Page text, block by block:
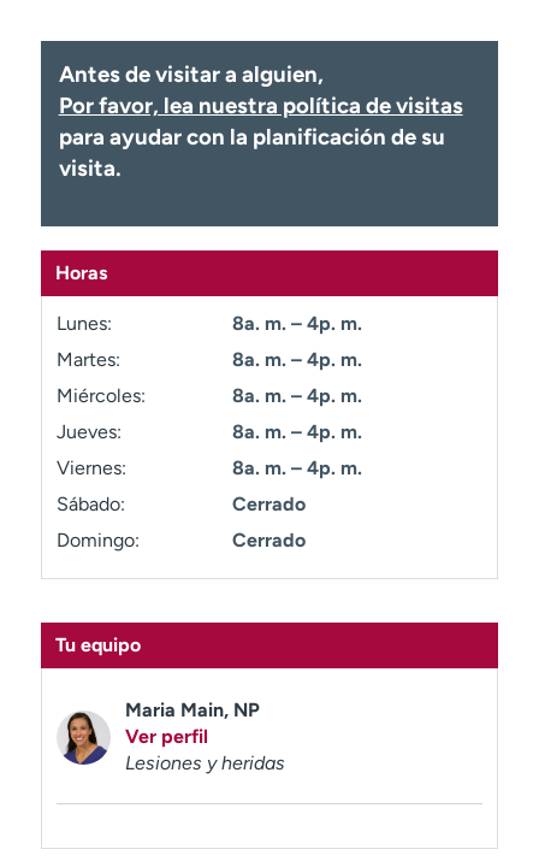
Atención a medios de
comunicación
Asistencia financiera
Contáctenos
Antes de visitar a alguien,
Por favor, lea nuestra política de visitas
para ayudar con la planificación de su
visita.
Horas
Lunes:
8a. m. – 4p. m.
Martes:
8a. m. – 4p. m.
Miércoles:
8a. m. – 4p. m.
Jueves:
8a. m. – 4p. m.
Viernes:
8a. m. – 4p. m.
Sábado:
Cerrado
Domingo:
Cerrado
Tu equipo
Maria Main, NP
Ver perfil
Lesiones y heridas